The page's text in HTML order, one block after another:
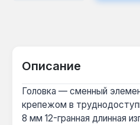
Описание
Головка — сменный
крепежом в
8 мм 12-гранная длинная